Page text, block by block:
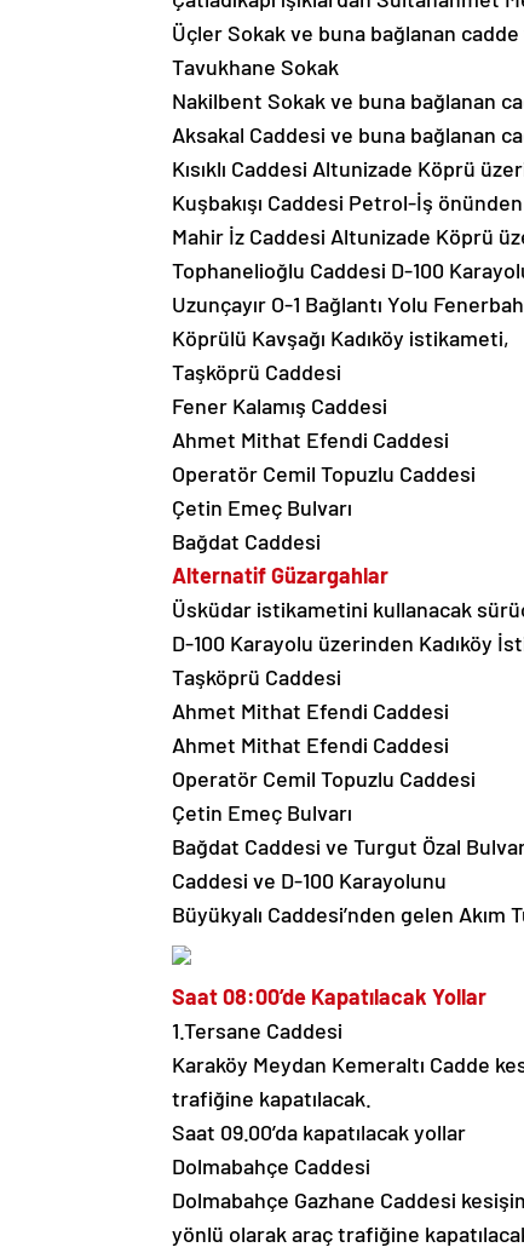
Üçler Sokak ve buna bağlanan
Tavukhane Sokak
Nakilbent Sokak ve buna bağlanan
Aksakal Caddesi ve buna bağlanan
Kısıklı Caddesi Altunizade Köprü
Kuşbakışı Caddesi Petrol-İş
Mahir İz Caddesi Altunizade Köprü
Tophanelioğlu Caddesi D-100
Uzunçayır O-1 Bağlantı Yolu
Köprülü Kavşağı Kadıköy istikameti,
Taşköprü Caddesi
Fener Kalamış Caddesi
Ahmet Mithat Efendi Caddesi
Operatör Cemil Topuzlu Caddesi
Çetin Emeç Bulvarı
Bağdat Caddesi
Alternatif Güzargahlar
Üsküdar istikametini kullanacak
D-100 Karayolu üzerinden Kadıköy
Taşköprü Caddesi
Ahmet Mithat Efendi Caddesi
Ahmet Mithat Efendi Caddesi
Operatör Cemil Topuzlu Caddesi
Çetin Emeç Bulvarı
Bağdat Caddesi ve Turgut Özal
Caddesi ve D-100 Karayolunu
Büyükyalı Caddesi’nden gelen
Saat 08:00’de Kapatılacak Yollar
1.Tersane Caddesi
Karaköy Meydan Kemeraltı Cadde
trafiğine kapatılacak.
Saat 09.00’da kapatılacak yollar
Dolmabahçe Caddesi
Dolmabahçe Gazhane Caddesi
yönlü olarak araç trafiğine